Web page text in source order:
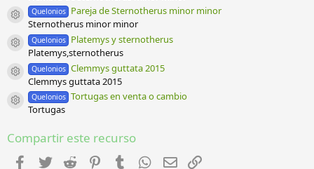
Icono del recurso
Quelonios Pareja de Sternotherus minor minor
Sternotherus minor minor
Icono del recurso
Quelonios Platemys y sternotherus
Platemys,sternotherus
Icono del recurso
Quelonios Clemmys guttata 2015
Clemmys guttata 2015
Icono del recurso
Quelonios Tortugas en venta o cambio
Tortugas
Compartir este recurso
Facebook
Twitter Reddit PinterestTumblr WhatsApp
Email